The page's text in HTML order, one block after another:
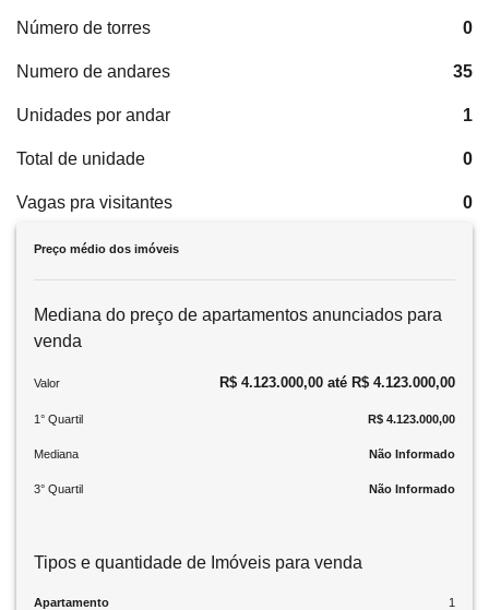
Número de torres 0
Numero de andares 35
Unidades por andar 1
Total de unidade 0
Vagas pra visitantes 0
Preço médio dos imóveis
Mediana do preço de apartamentos anunciados para
venda
Valor R$ 4.123.000,00 até R$ 4.123.000,00
1° Quartil R$ 4.123.000,00
Mediana Não Informado
3° Quartil Não Informado
Tipos e quantidade de Imóveis para venda
Apartamento 1